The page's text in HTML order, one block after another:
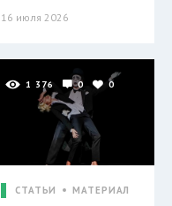
16 июля 2026
1 376 0 0
СТАТЬИ МАТЕРИАЛ